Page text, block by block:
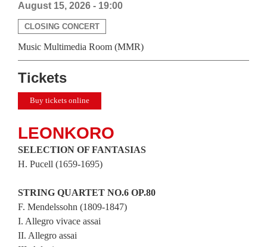
August 15, 2026 - 19:00
CLOSING CONCERT
Music Multimedia Room (MMR)
Tickets
Buy tickets online
LEONKORO
SELECTION OF FANTASIAS
H. Pucell (1659-1695)
STRING QUARTET NO.6 OP.80
F. Mendelssohn (1809-1847)
I. Allegro vivace assai
II. Allegro assai